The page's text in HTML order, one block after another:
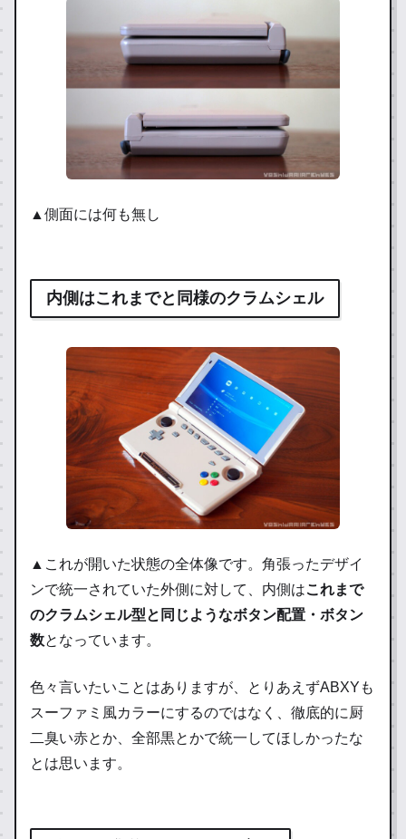
▲側面には何も無し
内側はこれまでと同様のクラムシェル
▲これが開いた状態の全体像です。角張ったデザイ
ンで統一されていた外側に対して、内側はこれまで
のクラムシェル型と同じようなボタン配置・ボタン
数となっています。
色々言いたいことはありますが、とりあえずABXYも
スーファミ風カラーにするのではなく、徹底的に厨
二臭い赤とか、全部黒とかで統一してほしかったな
とは思います。